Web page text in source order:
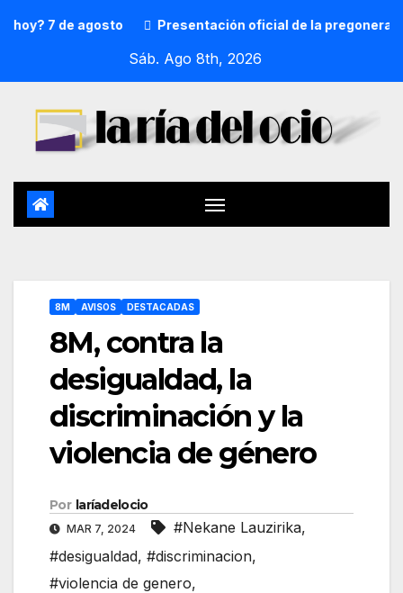
de agosto Presentación oficial de la pregonera y
Sáb. Ago 8th, 2026
8M AVISOS DESTACADAS
8M, contra la
desigualdad, la
discriminación y la
violencia de género
Por laríadelocio
MAR 7, 2024 #Nekane Lauzirika,
#desigualdad, #discriminacion,
#violencia de genero,